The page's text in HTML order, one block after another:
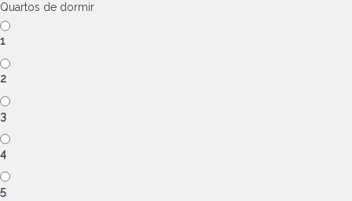
Quartos de dormir
1
2
3
4
5